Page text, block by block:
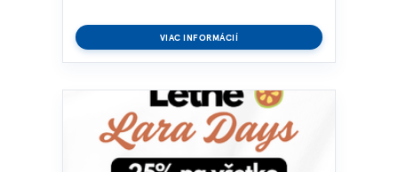
VIAC INFORMÁCIÍ